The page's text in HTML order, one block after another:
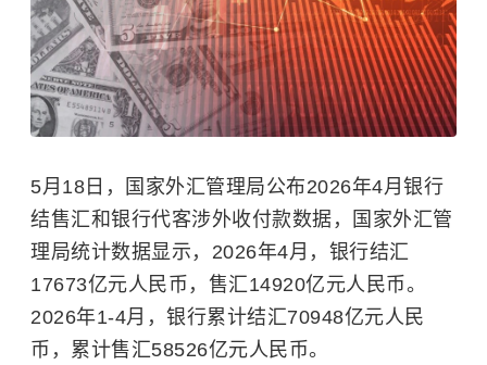
5月18日，国家外汇管理局公布2026年4月银行
结售汇和银行代客涉外收付款数据，国家外汇管
理局统计数据显示，2026年4月，银行结汇
17673亿元人民币，售汇14920亿元人民币。
2026年1-4月，银行累计结汇70948亿元人民
币，累计售汇58526亿元人民币。